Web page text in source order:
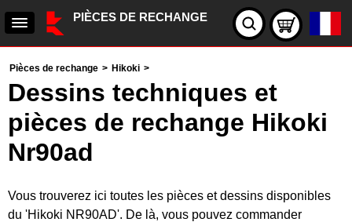
PIÈCES DE RECHANGE
Pièces de rechange > Hikoki >
Dessins techniques et
pièces de rechange Hikoki
Nr90ad
Vous trouverez ici toutes les pièces et dessins disponibles
du 'Hikoki NR90AD'. De là, vous pouvez commander